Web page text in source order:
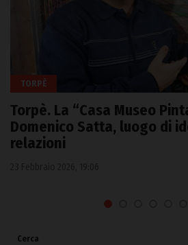
TORPÈ
Torpè. La “Casa Museo
Domenico Satta, luogo di
relazioni
Cerca